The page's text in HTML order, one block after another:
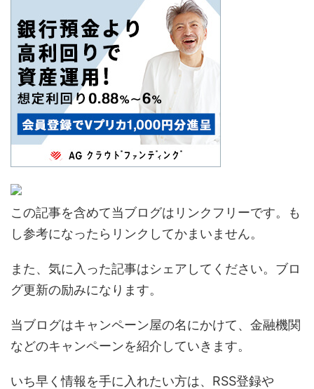
この記事を含めて当ブログはリンクフリーです。も
し参考になったらリンクしてかまいません。
また、気に入った記事はシェアしてください。ブロ
グ更新の励みになります。
当ブログはキャンペーン屋の名にかけて、金融機関
などのキャンペーンを紹介していきます。
いち早く情報を手に入れたい方は、RSS登録や